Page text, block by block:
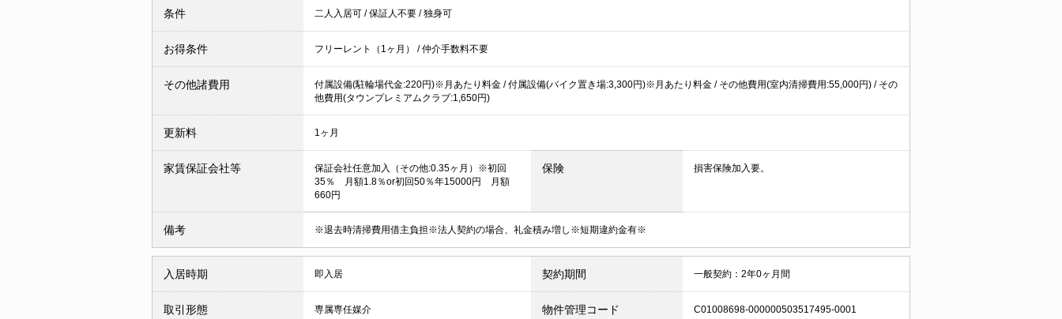
条件 二人入居可 /保証人不要 /独身可
お得条件 フリーレント（1ヶ月） /仲介手数料不要
その他諸費用
付属設備(駐輪場代金:220円)※月あたり料金 / 付属設備(バイク置き場:3,300円)※月あたり料金 / その他費用(室内清掃費用:55,000円) / その
他費用(タウンプレミアムクラブ:1,650円)
更新料 1ヶ月
家賃保証会社等
保証会社任意加入（その他:0.35ヶ月）※初回
35％ 月額1.8％or初回50％年15000円 月額
660円
保険 損害保険加入要。
備考 ※退去時清掃費用借主負担※法人契約の場合、礼金積み増し※短期違約金有※
入居時期 即入居 契約期間 一般契約：2年0ヶ月間
取引形態 専属専任媒介 物件管理コード C01008698-000000503517495-0001